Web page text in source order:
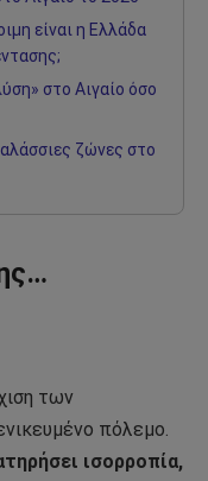
είναι η Ελλάδα
στο Αιγαίο όσο
ζώνες στο
των
πόλεμο.
ισορροπία,